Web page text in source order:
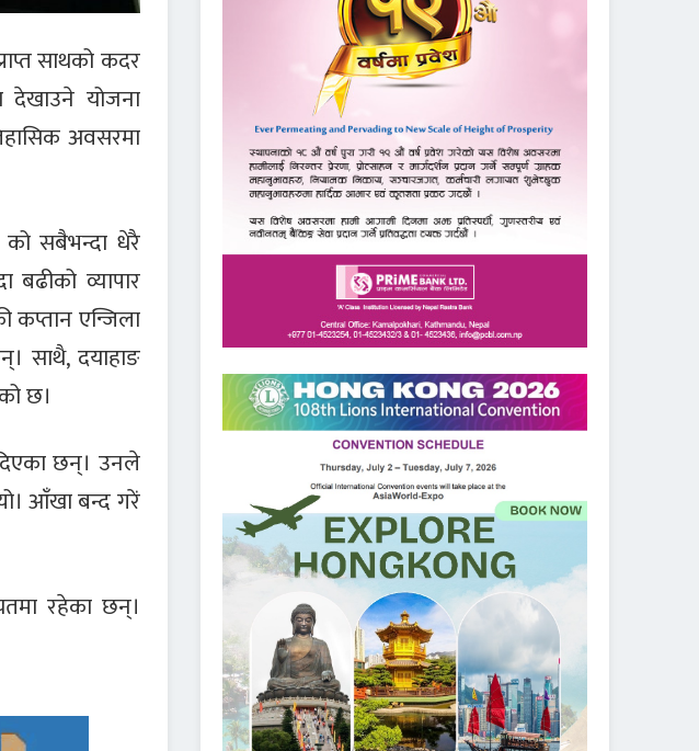
साथको कदर
योजना
अवसरमा
को सबैभन्दा धेरै
बढीको व्यापार
कप्तान एन्जिला
साथै, दयाहाङ
छ।
दिएका छन्। उनले
आँखा बन्द गरें
रहेका छन्।